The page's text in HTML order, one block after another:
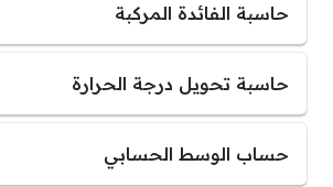
حاسبة الفائدة المركبة
حاسبة تحويل درجة الحرارة
حساب الوسط الحسابي